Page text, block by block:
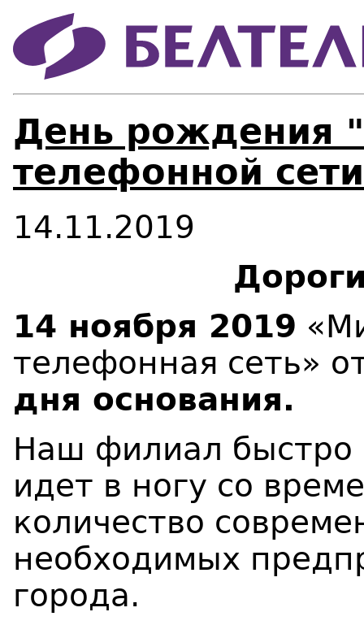
День рождения
телефонной
14.11.2019
14 ноября 2019
телефонная сеть»
дня основания.
Наш филиал быстро
идет в ногу со
количество
необходимых
города.